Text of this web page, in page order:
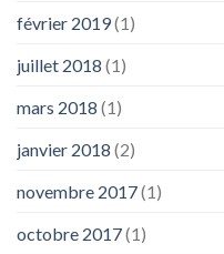
février 2019(1)
juillet 2018 (1)
mars 2018 (1)
janvier 2018 (2)
novembre 2017(1)
octobre 2017(1)